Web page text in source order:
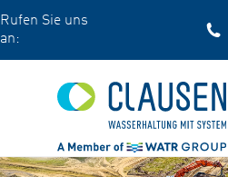
Skip
to
content
Rufen Sie uns
an: